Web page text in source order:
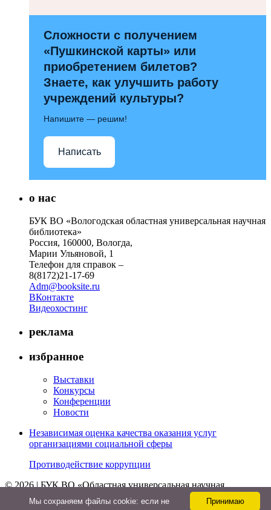
Сложности с получением
«Пушкинской карты» или
приобретением билетов?
Знаете, как улучшить работу
учреждений культуры?
Напишите — решим!
Написать
о нас
БУК ВО «Вологодская областная универсальная научная
библиотека»
Россия, 160000, Вологда,
Марии Ульяновой, 1
Телефон для справок –
8(8172)21-17-69
Adm@booksite.ru
ВКонтакте
Видеохостинг
реклама
избранное
Выставки
Конкурсы
Конференции
Новости
Независимая оценка качества оказания услуг
организациями социальной сферы
Противодействие коррупции
© 2026 | БУК ВО «Областная универсальная научная
библиотека»
Принимаю
Мы cохраняем файлы cookie: если не